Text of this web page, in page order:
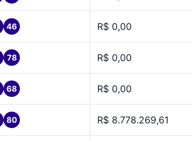
46 R$ 0,00
78 R$ 0,00
68 R$ 0,00
80 R$ 8.778.269,61